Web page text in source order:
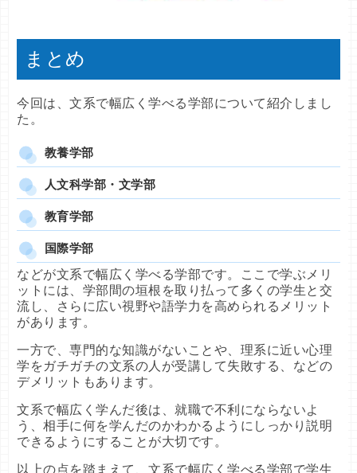
まとめ
今回は、文系で幅広く学べる学部について紹介しまし
た。
教養学部
人文科学部・文学部
教育学部
国際学部
などが文系で幅広く学べる学部です。ここで学ぶメリ
ットには、学部間の垣根を取り払って多くの学生と交
流し、さらに広い視野や語学力を高められるメリット
があります。
一方で、専門的な知識がないことや、理系に近い心理
学をガチガチの文系の人が受講して失敗する、などの
デメリットもあります。
文系で幅広く学んだ後は、就職で不利にならないよ
う、相手に何を学んだのかわかるようにしっかり説明
できるようにすることが大切です。
以上の点を踏まえて、文系で幅広く学べる学部で学生